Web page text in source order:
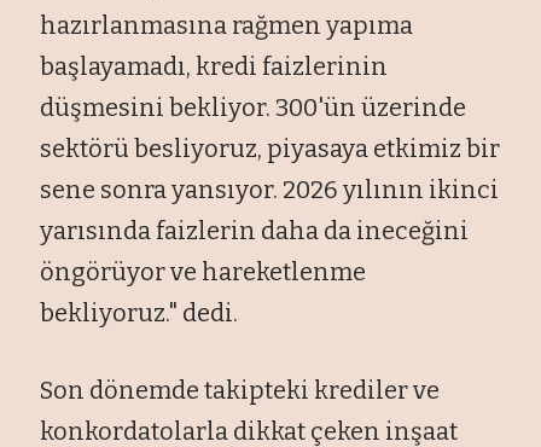
hazırlanmasına rağmen yapıma
başlayamadı, kredi faizlerinin
düşmesini bekliyor. 300'ün üzerinde
sektörü besliyoruz, piyasaya etkimiz bir
sene sonra yansıyor. 2026 yılının ikinci
yarısında faizlerin daha da ineceğini
öngörüyor ve hareketlenme
bekliyoruz." dedi.
Son dönemde takipteki krediler ve
konkordatolarla dikkat çeken inşaat